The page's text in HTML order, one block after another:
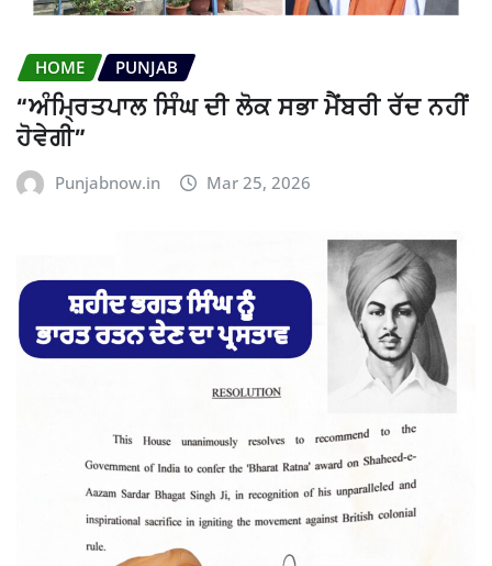
HOME PUNJAB
“ਅੰਮ੍ਰਿਤਪਾਲ ਸਿੰਘ ਦੀ ਲੋਕ ਸਭਾ ਮੈਂਬਰੀ ਰੱਦ ਨਹੀਂ
ਹੋਵੇਗੀ”
Punjabnow.in Mar 25, 2026